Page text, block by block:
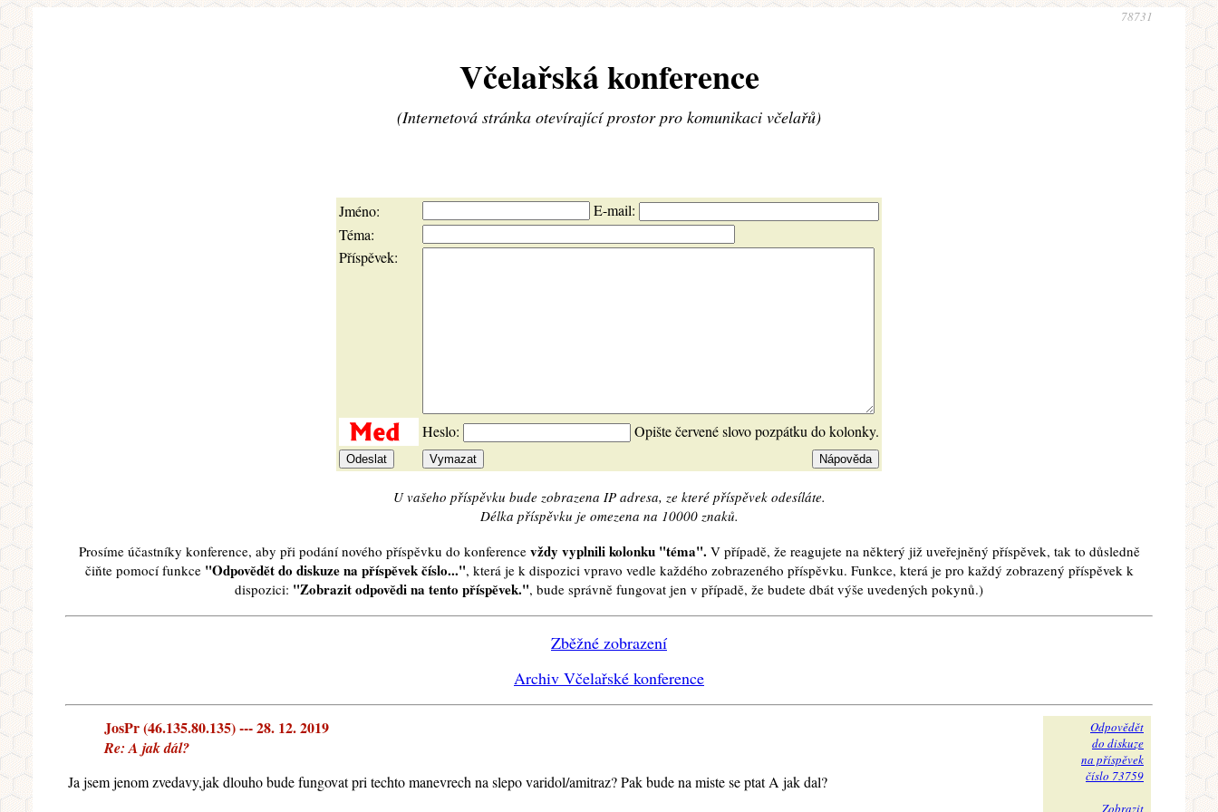
78731
Včelařská konference
(Internetová stránka otevírající prostor pro komunikaci včelařů)
Jméno:
E-mail:
Téma:
Příspěvek:
Heslo: Opište červené slovo pozpátku do kolonky.
U vašeho příspěvku bude zobrazena IP adresa, ze které příspěvek odesíláte.
Délka příspěvku je omezena na 10000 znaků.
Prosíme účastníky konference, aby při podání nového příspěvku do konference vždy vyplnili kolonku "téma". V případě, že reagujete na některý již uveřejněný příspěvek, tak to důsledně
čiňte pomocí funkce "Odpovědět do diskuze na příspěvek číslo...", která je k dispozici vpravo vedle každého zobrazeného příspěvku. Funkce, která je pro každý zobrazený příspěvek k
dispozici: "Zobrazit odpovědi na tento příspěvek.", bude správně fungovat jen v případě, že budete dbát výše uvedených pokynů.)
Zběžné zobrazení
Archiv Včelařské konference
JosPr (46.135.80.135) --- 28. 12. 2019
Re: A jak dál?
Ja jsem jenom zvedavy,jak dlouho bude fungovat pri techto manevrech na slepo varidol/amitraz? Pak bude na miste se ptat A jak dal?
Odpovědět
do diskuze
na příspěvek
číslo 73759
Zobrazit